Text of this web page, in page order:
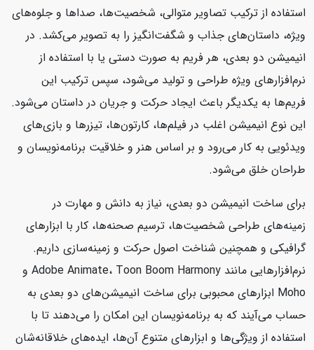
استفاده از ترکیب تصاویر متوالی، شخصیت‌ها، صداها و جلوه‌های
ویژه، داستان‌های جذاب و شگفت‌انگیز را به تصویر می‌کشد. در
انیمیشن دو بعدی، هر فریم به صورت دستی یا با استفاده از
نرم‌افزارهای ویژه طراحی و تولید می‌شود، سپس ترکیب این
فریم‌ها به یکدیگر باعث ایجاد حرکت و جریان در داستان می‌شود.
این نوع انیمیشن اغلب در فیلم‌ها، کارتون‌ها، تیزرها و بازی‌های
ویدئویی به کار می‌رود و بر اساس هنر و خلاقیت برنامه‌نویسان و
طراحان خلق می‌شود.
برای ساخت انیمیشن دو بعدی، نیاز به دانش و مهارت در
زمینه‌های طراحی شخصیت‌ها، ترسیم صحنه‌ها، کار با ابزارهای
گرافیکی و همچنین شناخت اصول حرکت و زمینه‌سازی داریم.
نرم‌افزارهایی مانند Adobe Animate، Toon Boom Harmony و
Moho ابزارهای محبوبی برای ساخت انیمیشن‌های دو بعدی به
حساب می‌آیند که به برنامه‌نویسان این امکان را می‌دهند تا با
استفاده از ویژگی‌ها و ابزارهای متنوع آن‌ها، ایده‌های خلاقانه‌شان